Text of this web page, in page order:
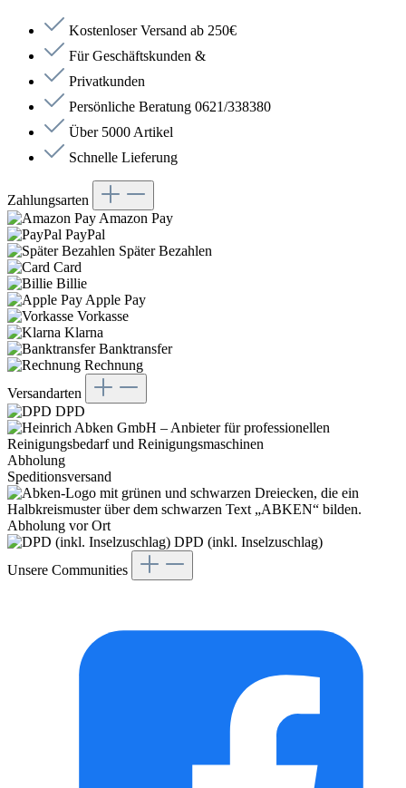
Kostenloser Versand ab 250€
Für Geschäftskunden &
Privatkunden
Persönliche Beratung 0621/338380
Über 5000 Artikel
Schnelle Lieferung
Zahlungsarten
Amazon Pay
PayPal
Später Bezahlen
Card
Billie
Apple Pay
Vorkasse
Klarna
Banktransfer
Rechnung
Versandarten
DPD
Abholung
Speditionsversand
Abholung vor Ort
DPD (inkl. Inselzuschlag)
Unsere Communities